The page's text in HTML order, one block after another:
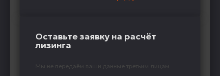
Оставьте заявку на расчёт
лизинга
Мы не передаём ваши данные третьим лицам